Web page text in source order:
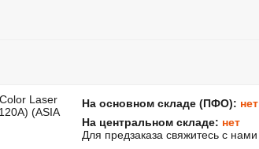
Laser
(ASIA
На основном складе (ПФО): нет
На центральном складе: нет
Для предзаказа свяжитесь с нами